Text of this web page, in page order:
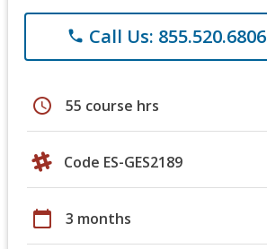
phone Call Us: 855.520.6806
schedule 55 course hrs
Code ES-GES2189
calendar_today 3 months